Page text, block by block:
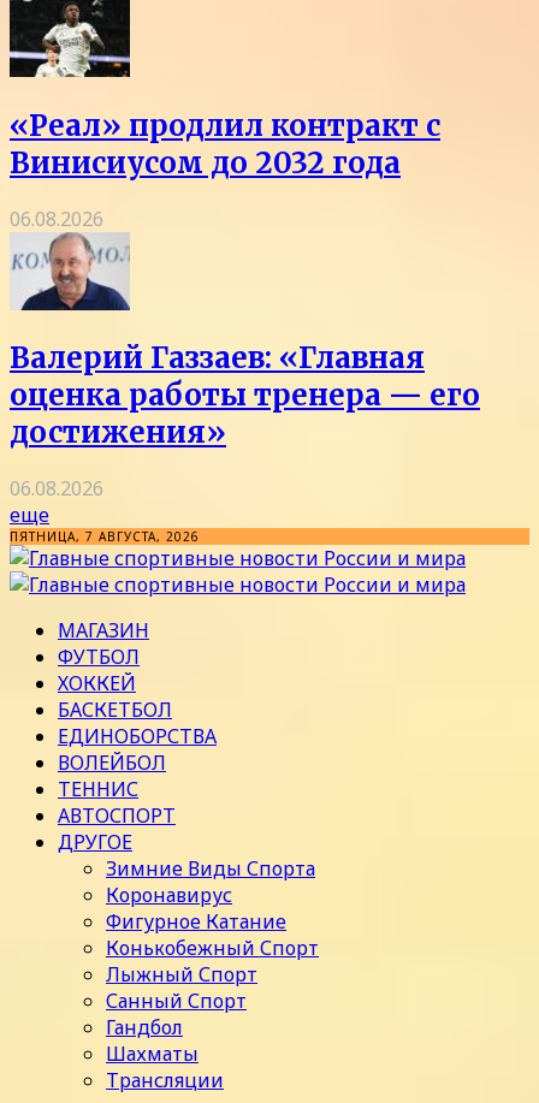
«Реал» продлил контракт с
Винисиусом до 2032 года
06.08.2026
Валерий Газзаев: «Главная
оценка работы тренера — его
достижения»
06.08.2026
еще
ПЯТНИЦА, 7 АВГУСТА, 2026
МАГАЗИН
ФУТБОЛ
ХОККЕЙ
БАСКЕТБОЛ
ЕДИНОБОРСТВА
ВОЛЕЙБОЛ
ТЕННИС
АВТОСПОРТ
ДРУГОЕ
Зимние Виды Спорта
Коронавирус
Фигурное Катание
Конькобежный Спорт
Лыжный Спорт
Санный Спорт
Гандбол
Шахматы
Трансляции